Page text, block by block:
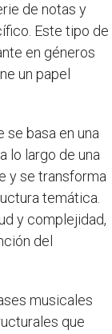
de notas y
Este tipo de
en géneros
un papel
se basa en una
lo largo de una
y se transforma
temática.
y complejidad,
del
musicales
que